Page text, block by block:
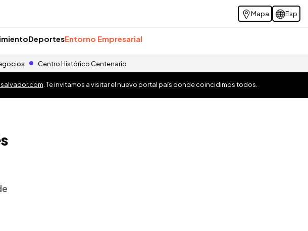
Mapa Esp
DeportesEntorno Empresarial
Centro Histórico Centenario
. Te invitamos a visitar el nuevo portal país donde coincidimos todos.